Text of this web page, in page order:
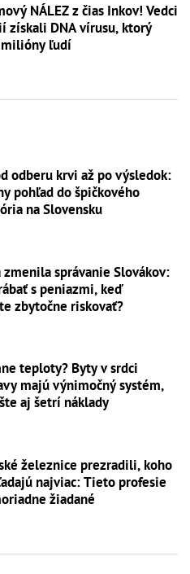
NÁLEZ z čias Inkov! Vedci
získali DNA vírusu, ktorý
ľudí
odberu krvi až po výsledok:
pohľad do špičkového
na Slovensku
zmenila správanie Slovákov:
s peniazmi, keď
zbytočne riskovať?
teploty? Byty v srdci
majú výnimočný systém,
aj šetrí náklady
železnice prezradili, koho
najviac: Tieto profesie
žiadané